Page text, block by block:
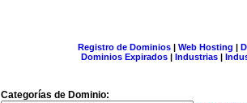
Registro de Dominios| Web Hosting |
Dominios Expirados | Industrias |
Categorías de Dominio: